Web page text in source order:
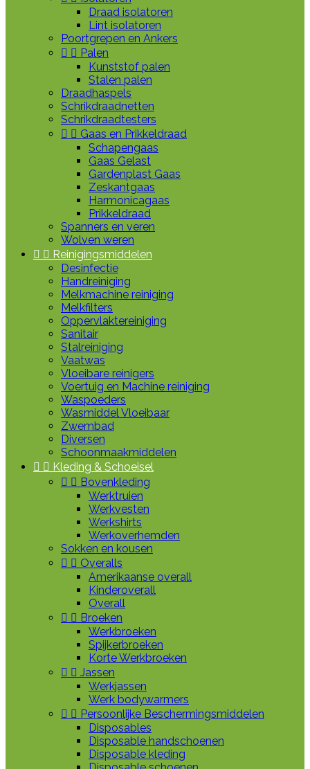
Draad isolatoren
Lint isolatoren
Poortgrepen en Ankers
  Palen
Kunststof palen
Stalen palen
Draadhaspels
Schrikdraadnetten
Schrikdraadtesters
  Gaas en Prikkeldraad
Schapengaas
Gaas Gelast
Gardenplast Gaas
Zeskantgaas
Harmonicagaas
Prikkeldraad
Spanners en veren
Wolven weren
  Reinigingsmiddelen
Desinfectie
Handreiniging
Melkmachine reiniging
Melkfilters
Oppervlaktereiniging
Sanitair
Stalreiniging
Vaatwas
Vloeibare reinigers
Voertuig en Machine reiniging
Waspoeders
Wasmiddel Vloeibaar
Zwembad
Diversen
Schoonmaakmiddelen
  Kleding & Schoeisel
  Bovenkleding
Werktruien
Werkvesten
Werkshirts
Werkoverhemden
Sokken en kousen
  Overalls
Amerikaanse overall
Kinderoverall
Overall
  Broeken
Werkbroeken
Spijkerbroeken
Korte Werkbroeken
  Jassen
Werkjassen
Werk bodywarmers
  Persoonlijke Beschermingsmiddelen
Disposables
Disposable handschoenen
Disposable kleding